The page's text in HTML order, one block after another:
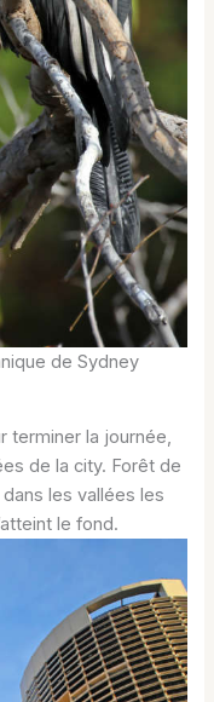
de Sydney
terminer la journée,
de la city. Forêt de
les vallées les
le fond.